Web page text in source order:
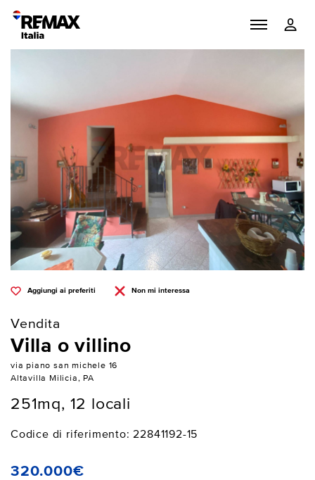
Aggiungi ai preferiti Non mi interessa
Vendita
Villa o villino
via piano san michele 16
Altavilla Milicia, PA
251mq, 12 locali
Codice di riferimento: 22841192-15
320.000€